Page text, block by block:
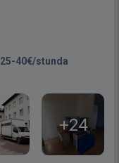
25-40€/stunda
+24